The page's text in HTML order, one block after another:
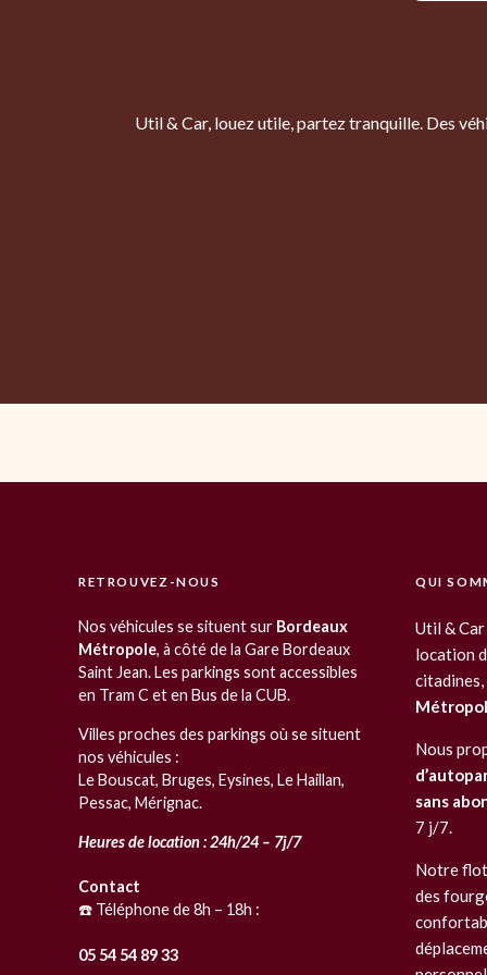
Util & Car, louez utile, partez tranquille. Des
RETROUVEZ-NOUS
Nos véhicules se situent sur Bordeaux
Métropole, à côté de la Gare Bordeaux
Saint Jean. Les parkings sont accessibles
en Tram C et en Bus de la CUB.
Villes proches des parkings où se situent
nos véhicules :
Le Bouscat, Bruges, Eysines, Le Haillan,
Pessac, Mérignac.
Heures de location : 24h/24 – 7j/7
Contact
☎️ Téléphone de 8h – 18h :
05 54 54 89 33
QUI
Util &
location
Nous
sans
7 j/7.
Notre
des